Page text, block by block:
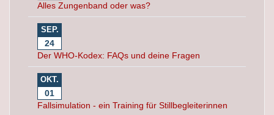
Alles Zungenband oder was?
SEP.
24
Der WHO-Kodex: FAQs und deine Fragen
OKT.
01
Fallsimulation - ein Training für Stillbegleiterinnen